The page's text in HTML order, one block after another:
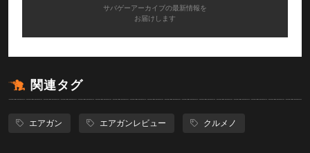
サバゲーアーカイブの最新情報を
お届けします
関連タグ
エアガン エアガンレビュー クルメノ